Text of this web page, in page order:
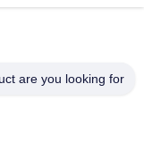
احصل على
are you looking for?